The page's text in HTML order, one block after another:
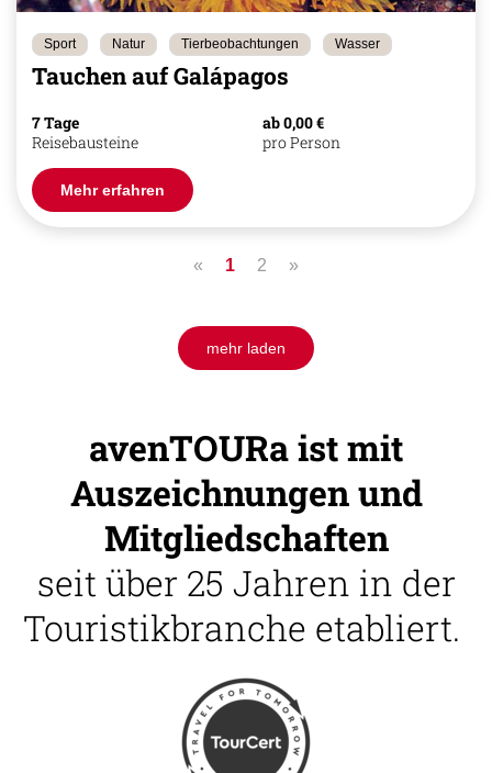
Sport Natur Tierbeobachtungen Wasser
Tauchen auf Galápagos
7 Tage
Reisebausteine
ab 0,00 €
pro Person
Mehr erfahren
« 1 2 »
mehr laden
avenTOURa ist mit
Auszeichnungen und
Mitgliedschaften
seit über 25 Jahren in der
Touristikbranche etabliert.